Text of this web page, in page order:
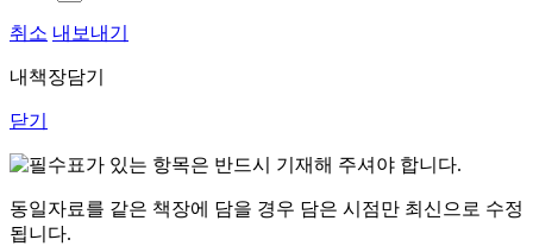
취소 내보내기
내책장담기
닫기
표가 있는 항목은 반드시 기재해 주셔야 합니다.
동일자료를 같은 책장에 담을 경우 담은 시점만 최신으로 수정
됩니다.